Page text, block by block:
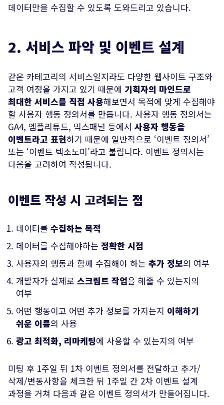
데이터만을 수집할 수 있도록 도와드리고 있습니다.
2. 서비스 파악 및 이벤트 설계
같은 카테고리의 서비스일지라도 다양한 웹사이트 구조와
고객 여정을 가지고 있기 때문에 기획자의 마인드로
최대한 서비스를 직접 사용해보면서 목적에 맞게 수집해야
할 사용자 행동 정의서를 만듭니다. 사용자 행동 정의서는
GA4, 엠플리튜드, 믹스패널 등에서 사용자 행동을
이벤트라고 표현하기 때문에 일반적으로 ‘이벤트 정의서’
또는 ‘이벤트 텍소노미’라고 불립니다. 이벤트 정의서는
다음을 고려하여 작성됩니다.
이벤트 작성 시 고려되는 점
데이터를 수집하는 목적
데이터를 수집해야하는 정확한 시점
사용자의 행동과 함께 수집해야 하는 추가 정보의 여부
개발자가 실제로 스크립트 작업을 해줄 수 있는지의
여부
어떤 행동이고 어떤 추가 정보를 가지는지 이해하기
쉬운 이름의 사용
광고 최적화, 리마케팅에 사용할 수 있는지의 여부
미팅 후 1주일 뒤 1차 이벤트 정의서를 전달하고 추가/
삭제/변동사항을 체크한 뒤 1주일 간 2차 이벤트 설계
과정을 거쳐 다음과 같은 이벤트 정의서가 만들어집니다.